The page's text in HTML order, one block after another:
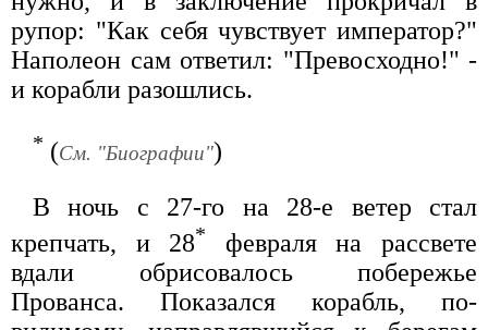
рупор: "Как себя чувствует император?"
Наполеон сам ответил: "Превосходно!" -
и корабли разошлись.
* (См. "Биографии")
В ночь с 27-го на 28-е ветер стал
крепчать, и 28*
февраля на рассвете
вдали обрисовалось побережье
Прованса. Показался корабль, по-